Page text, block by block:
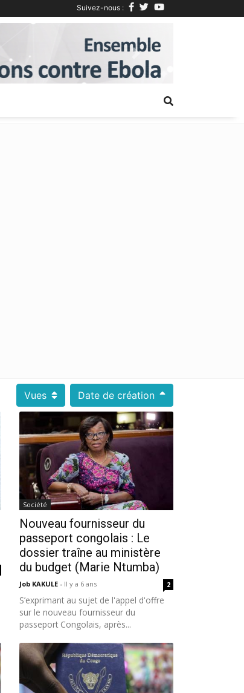
Suivez-nous :
Next
Vues Date de création
Société
Nouveau fournisseur du
passeport congolais : Le
dossier traîne au ministère
du budget (Marie Ntumba)
Job KAKULE - Il y a 6 ans 2
S’exprimant au sujet de l'appel d'offre
sur le nouveau fournisseur du
passeport Congolais, après...